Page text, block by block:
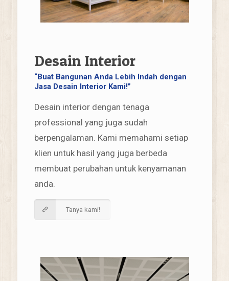
Desain Interior
“Buat Bangunan Anda Lebih Indah dengan
Jasa Desain Interior Kami!”
Desain interior dengan tenaga
professional yang juga sudah
berpengalaman. Kami memahami setiap
klien untuk hasil yang juga berbeda
membuat perubahan untuk kenyamanan
anda.
Tanya kami!